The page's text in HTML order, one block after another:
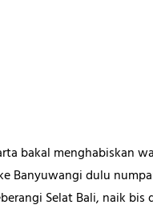
bakal menghabiskan
Banyuwangi dulu
Selat Bali, naik bis